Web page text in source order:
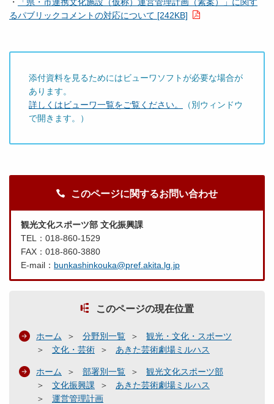
るパブリックコメントの対応について [242KB]
添付資料を見るためにはビューワソフトが必要な場合が
あります。
詳しくはビューワ一覧をご覧ください。
（別ウィンドウ
で開きます。）
このページに関するお問い合わせ
観光文化スポーツ部 文化振興課
TEL：018-860-1529
FAX：018-860-3880
E-mail： bunkashinkouka@pref.akita.lg.jp
このページの現在位置
ホーム 分野別一覧
観光・文化・スポーツ
文化・芸術
あきた芸術劇場ミルハス
ホーム 部署別一覧
観光文化スポーツ部
文化振興課
あきた芸術劇場ミルハス
運営管理計画